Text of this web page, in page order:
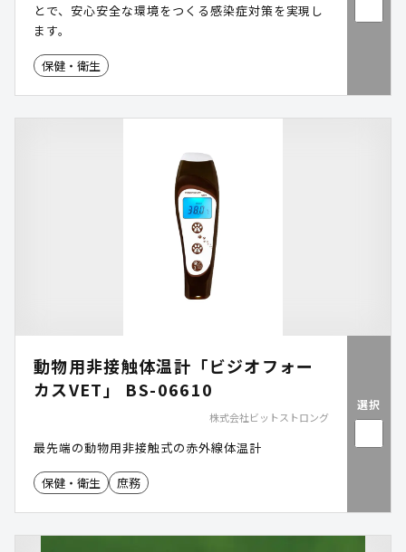
とで、安心安全な環境をつくる感染症対策を実現し
ます。
保健・衛生
動物用非接触体温計「ビジオフォー
カスVET」 BS-06610
株式会社ビットストロング
最先端の動物用非接触式の赤外線体温計
保健・衛生 庶務
選択